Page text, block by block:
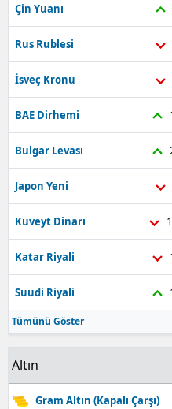
Çin Yuanı
Rus Rublesi
İsveç Kronu
BAE Dirhemi
Bulgar Levası
Japon Yeni
Kuveyt Dinarı
Katar Riyali
Suudi Riyali
Tümünü Göster
Altın
Gram Altın (Kapalı Çarşı)